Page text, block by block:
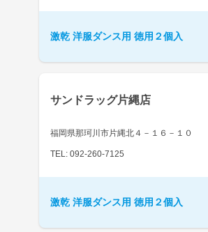
激乾 洋服ダンス用 徳用２個入
サンドラッグ片縄店
福岡県那珂川市片縄北４－１６－１０
TEL: 092-260-7125
激乾 洋服ダンス用 徳用２個入